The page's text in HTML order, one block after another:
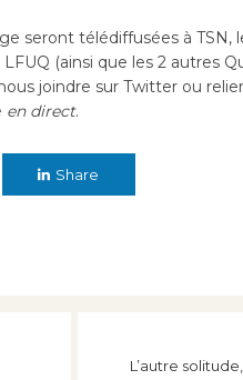
seront télédiffusées à TSN,
LFUQ (ainsi que les 2 autres
joindre sur Twitter ou
en direct.
Share
L’autre